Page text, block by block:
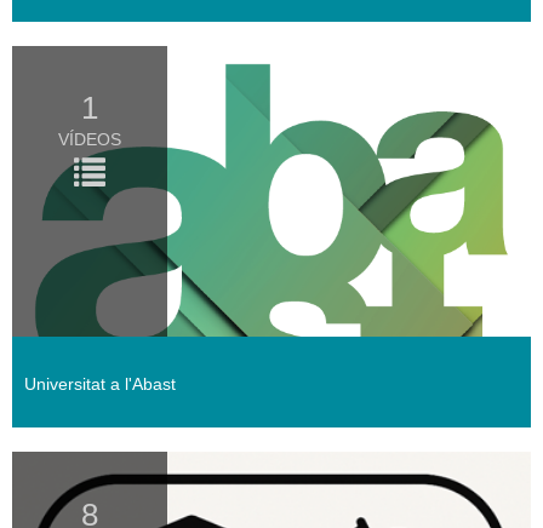
1
VÍDEOS
Universitat a l'Abast
8